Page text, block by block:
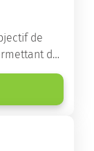
de
de